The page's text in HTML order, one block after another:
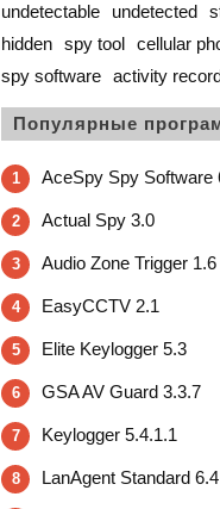
undetectable
undetected
hidden spy tool cellular
spy software activity
Популярные
1 AceSpy Spy Software
2 Actual Spy 3.0
3 Audio Zone Trigger 1.6
4 EasyCCTV 2.1
5 Elite Keylogger 5.3
6 GSA AV Guard 3.3.7
7 Keylogger 5.4.1.1
8 LanAgent Standard 6.4